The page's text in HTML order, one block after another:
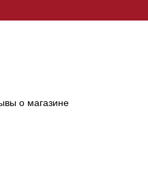
о магазине